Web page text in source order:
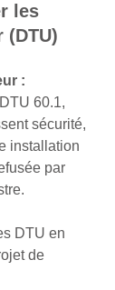
les
(DTU)
:
60.1,
sécurité,
installation
par
DTU en
de